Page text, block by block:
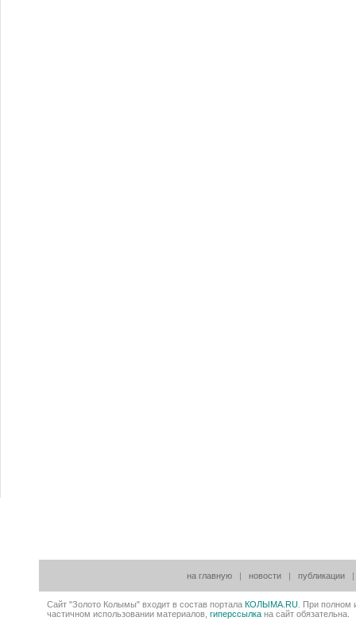
на главную | новости | публикации
Сайт "Золото Колымы" входит в состав портала КОЛЫМА .RU . При полном
частичном использовании материалов, гиперссылка на сайт обязательна.